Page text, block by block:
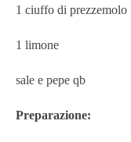
1 ciuffo di prezzemolo
1 limone
sale e pepe qb
Preparazione: